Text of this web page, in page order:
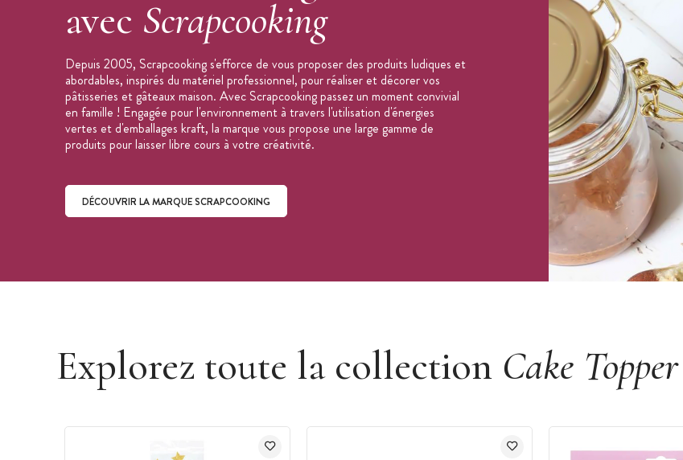
avec Scrapcooking
Depuis 2005, Scrapcooking s'efforce de vous proposer des produits ludiques et
abordables, inspirés du matériel professionnel, pour réaliser et décorer vos
pâtisseries et gâteaux maison. Avec Scrapcooking passez un moment convivial
en famille ! Engagée pour l'environnement à travers l'utilisation d'énergies
vertes et d'emballages kraft, la marque vous propose une large gamme de
produits pour laisser libre cours à votre créativité.
DÉCOUVRIR LA MARQUE SCRAPCOOKING
Explorez toute la collection Cake Topper